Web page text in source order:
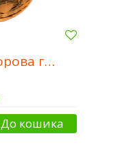
Кошик "151 Кольорова гербера"
До кошика